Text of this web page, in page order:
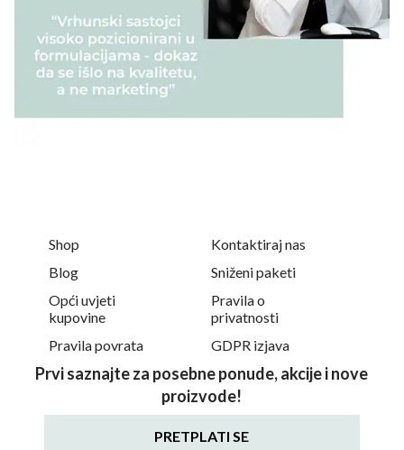
Shop
Blog
Opći uvjeti
kupovine
Pravila povrata
Kontaktiraj nas
Sniženi paketi
Pravila o
privatnosti
GDPR izjava
Prvi saznajte za posebne ponude, akcije i nove
proizvode!
PRETPLATI SE